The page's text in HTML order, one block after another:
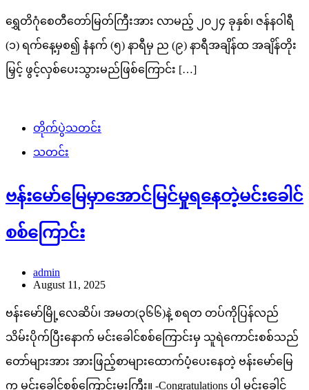
ရွှေတိဂုံစေတီတော်မြတ်ကြီးအား လာမည့် ၂၀၂၄ ခုနှစ်၊ ဇန်နဝါရီ
(၁) ရက်နေ့မှစ၍ နံနက် (၅) နာရီမှ ည (၉) နာရီအချိန်ထ အချိန်တိုး
မြှင့် ဖွင့်လှစ်ပေးသွားမည်ဖြစ်ကြောင်း […]
တိုက်ပွဲသတင်း
သတင်း
ဗန်းမော်မြေမှာအောင်မြင်မှု‌ရ‌နေတဲ့မင်းခေါင်
စစ်ကြောင်း
admin
August 11, 2025
ဗန်းမော်မြို့လေဆိပ်၊ အမတ(၃၆၆)နဲ့ စရတ တပ်ကိုပြန်လည်
သိမ်းပိုက်ပြီးနောက် မင်းခေါင်စစ်ကြောင်းမှ သူရဲကောင်းစစ်သည်
တော်များအား အားဖြည့်စာများထောက်ပံ့ပေးနေတဲ့ ဗန်းမော်မြေ
က မင်းခေါင်စစ်ကြောင်းမှူးကြီး။ -Congratulations ပါ မင်းခေါင်